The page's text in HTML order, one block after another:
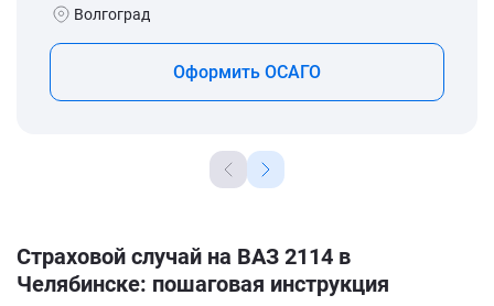
Волгоград
Оформить ОСАГО
Страховой случай на ВАЗ 2114 в
Челябинске: пошаговая инструкция